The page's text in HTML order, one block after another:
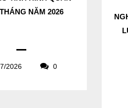
NĂM 2026
2026 0